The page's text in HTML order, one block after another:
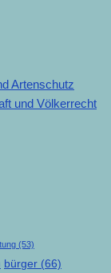
Artenschutz
und Völkerrecht
(53)
bürger (66)